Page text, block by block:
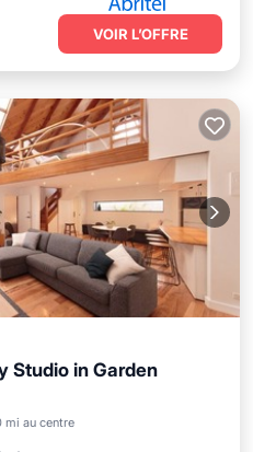
VOIR L’OFFRE
Studio in Garden
mi au centre
Balcon/Terrasse